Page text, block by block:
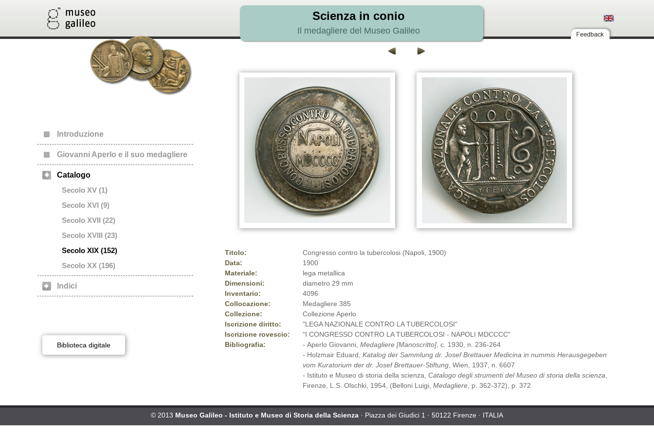
Introduzione
Giovanni Aperlo e il suo medagliere
Catalogo
Secolo XV (1)
Secolo XVI (9)
Secolo XVII (22)
Secolo XVIII (23)
Secolo XIX (152)
Secolo XX (196)
Indici
Biblioteca digitale
Scienza in conio
Il medagliere del Museo Galileo
Titolo:
Congresso contro la tubercolosi (Napoli, 1900)
Data:
1900
Materiale:
lega metallica
Dimensioni:
diametro 29 mm
Inventario:
4096
Collocazione:
Medagliere 385
Collezione:
Collezione Aperlo
Iscrizione diritto:
"LEGA NAZIONALE CONTRO LA TUBERCOLOSI"
Iscrizione rovescio:
"I CONGRESSO CONTRO LA TUBERCOLOSI - NAPOLI MDCCCC"
Bibliografia:
- Aperlo Giovanni, Medagliere [Manoscritto] , c. 1930, n. 236-264
- Holzmair Eduard, Katalog der Sammlung dr. Josef Brettauer Medicina in nummis Herausgegeben
vom Kuratorium der dr. Josef Brettauer-Stiftung , Wien, 1937, n. 6607
- Istituto e Museo di storia della scienza, Catalogo degli strumenti del Museo di storia della scienza
Firenze, L.S. Olschki, 1954, (Belloni Luigi, Medagliere , p. 362-372), p. 372
© 2013 Museo Galileo - Istituto e Museo di Storia della Scienza · Piazza dei Giudici 1 · 50122 Firenze · ITALIA